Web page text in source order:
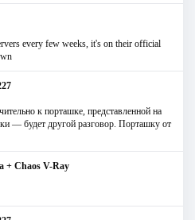
every few weeks, it's on their official
к порташке, представленной на
— будет другой разговор. Порташку от
+ Chaos V-Ray